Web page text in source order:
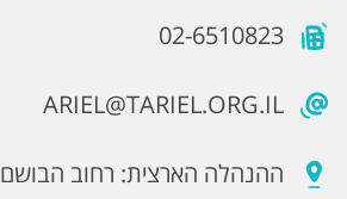
02-6510823
ARIEL@TARIEL.ORG.IL
ההנהלה הארצית: רחוב הבושם 11, גילה ירושלים